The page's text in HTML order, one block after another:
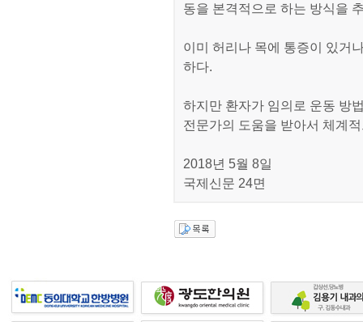
동을 본격적으로 하는 방식을
이미 허리나 목에 통증이 있거
하다.
하지만 환자가 임의로 운동 방
전문가의 도움을 받아서 체계
2018년 5월 8일
국제신문 24면